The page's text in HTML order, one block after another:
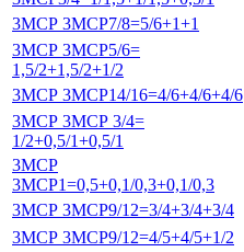
3МСР 3МСР7/8=5/6+1+1
3МСР 3МСР5/6=
1,5/2+1,5/2+1/2
3МСР 3МСР14/16=4/6+4/6+4/6
3МСР 3МСР 3/4=
1/2+0,5/1+0,5/1
3МСР
3МСР1=0,5+0,1/0,3+0,1/0,3
3МСР 3МСР9/12=3/4+3/4+3/4
3МСР 3МСР9/12=4/5+4/5+1/2